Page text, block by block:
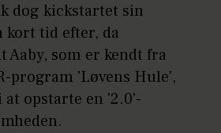
dog kickstartet sin
kort tid efter, da
som er kendt fra
program 'Løvens Hule',
at opstarte en '2.0'-